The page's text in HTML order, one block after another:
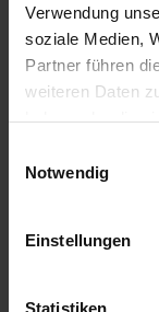
Verwendung
soziale Medien,
Partner führen
weiteren Daten
Cookies, wenn
Notwendig
Einstellungen
Statistiken
und die
Daten wie
Adresse.
Sie
Daten von
werden.